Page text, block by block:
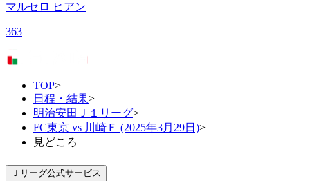
マルセロ ヒアン
363
TOP>
日程・結果>
明治安田Ｊ１リーグ>
FC東京 vs 川崎Ｆ (2025年3月29日)>
見どころ
Ｊリーグ公式サービス